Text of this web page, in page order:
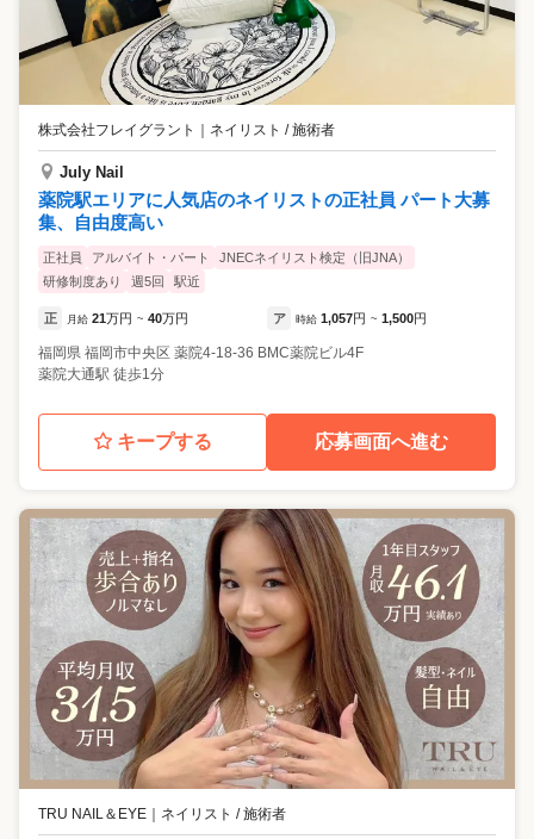
株式会社フレイグラント ネイリスト / 施術者
July Nail
薬院駅エリアに人気店のネイリストの正社員 パート大募
集、自由度高い
正社員 アルバイト・パート
JNECネイリスト検定（旧JNA）
研修制度あり
週5回 駅近
正 月給 21万円 ~ 40万円 ア 時給 1,057円 ~ 1,500円
福岡県 福岡市中央区 薬院4-18-36 BMC薬院ビル4F
薬院大通駅 徒歩1分
キープする 応募画面へ進む
TRU NAIL＆EYE ｜ ネイリスト / 施術者